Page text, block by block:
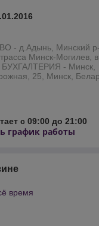
- д.Адынь, Минский
Минск-Могилев,
БУХГАЛТЕРИЯ - Минск,
25, Минск,
с 09:00 до 21:00
график работы
время